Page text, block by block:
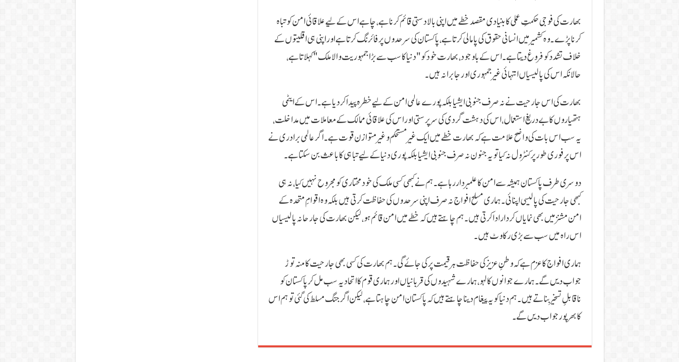
بھارت کی فوجی حکمتِ عملی کا بنیادی مقصد خطے میں اپنی بالادستی قائم کرنا ہے، چاہے اس کے لیے علاقائی امن کو تباہ
کرنا پڑے۔ وہ کشمیر میں انسانی حقوق کی پامالی کرتا ہے، پاکستان کی سرحدوں پر فائرنگ کرتا ہے اور اپنی ہی اقلیتوں کے
خلاف تشدد کو فروغ دیتا ہے۔ اس کے باوجود، بھارت خود کو "دنیا کا سب سے بڑا جمہوریت والا ملک" کہلاتا ہے،
حالانکہ اس کی پالیسیاں انتہائی غیر جمہوری اور جابرانہ ہیں۔
بھارت کی اس جارحیت نے نہ صرف جنوبی ایشیا بلکہ پورے عالمی امن کے لیے خطرہ پیدا کر دیا ہے۔ اس کے ایٹمی
ہتھیاروں کا بے دریغ استعمال، اس کی دہشت گردی کی سرپرستی اور اس کی علاقائی ممالک کے معاملات میں مداخلت،
یہ سب اس بات کی واضح علامت ہے کہ بھارت خطے میں ایک غیر مستحکم و غیر متوازن قوت ہے۔ اگر عالمی برادری نے
اس پر فوری طور پر کنٹرول نہ کیا تو یہ جنون نہ صرف جنوبی ایشیا بلکہ پوری دنیا کے لیے تباہی کا باعث بن سکتا ہے۔
دوسری طرف پاکستان ہمیشہ سے امن کا علمبردار رہا ہے۔ ہم نے کبھی کسی ملک کی خودمختاری کو مجروح نہیں کیا، نہ ہی
کبھی جارحیت کی پالیسی اپنائی۔ ہماری مسلح افواج نہ صرف اپنی سرحدوں کی حفاظت کرتی ہیں بلکہ وہ اقوامِ متحدہ کے
امن مشنز میں بھی نمایاں کردار ادا کرتی ہیں۔ ہم چاہتے ہیں کہ خطے میں امن قائم ہو، لیکن بھارت کی جارحانہ پالیسیاں
اس راہ میں سب سے بڑی رکاوٹ ہیں۔
ہماری افواج کا عزم ہے کہ وطنِ عزیز کی حفاظت ہر قیمت پر کی جائے گی۔ ہم بھارت کی کسی بھی جارحیت کا منہ توڑ
جواب دیں گے۔ ہمارے جوانوں کا لہو، ہمارے شہیدوں کی قربانیاں اور ہماری قوم کا اتحاد یہ سب مل کر پاکستان کو
ناقابلِ تسخیر بناتے ہیں۔ ہم دنیا کو یہ پیغام دینا چاہتے ہیں کہ پاکستان امن چاہتا ہے، لیکن اگر جنگ مسلط کی گئی تو ہم اس
کا بھرپور جواب دیں گے۔